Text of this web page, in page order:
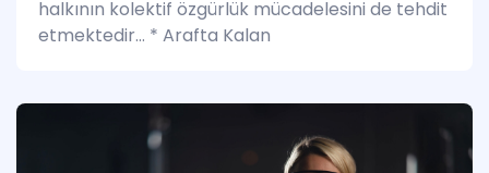
halkının kolektif özgürlük mücadelesini de tehdit
etmektedir… * Arafta Kalan